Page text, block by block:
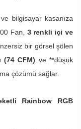
bilgisayar kasanıza
Fan, 3 renkli içi ve
bir görsel şölen
(74 CFM) ve **düşük
çözümü sağlar.
Rainbow RGB